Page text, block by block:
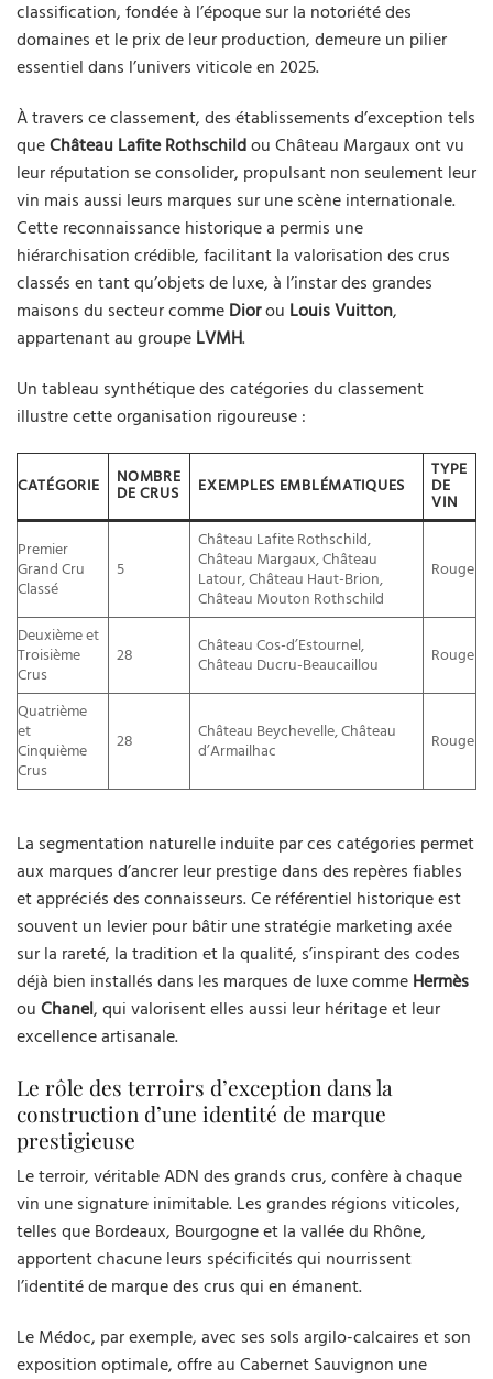
classification, fondée à l’époque sur la notoriété des
domaines et le prix de leur production, demeure un pilier
essentiel dans l’univers viticole en 2025.
À travers ce classement, des établissements d’exception tels
queChâteau Lafite Rothschildou Château Margaux ont vu
leur réputation se consolider, propulsant non seulement leur
vin mais aussi leurs marques sur une scène internationale.
Cette reconnaissance historique a permis une
hiérarchisation crédible, facilitant la valorisation des crus
classés en tant qu’objets de luxe, à l’instar des grandes
maisons du secteur comme Diorou Louis Vuitton,
appartenant au groupe LVMH.
Un tableau synthétique des catégories du classement
illustre cette organisation rigoureuse :
CATÉGORIE NOMBRE
DE CRUS EXEMPLES EMBLÉMATIQUES
TYPE
DE
VIN
Premier
Grand Cru
Classé
5
Château Lafite Rothschild,
Château Margaux, Château
Latour, Château Haut-Brion,
Château Mouton Rothschild
Rouge
Deuxième et
Troisième
Crus
28
Château Cos-d’Estournel,
Château Ducru-Beaucaillou
Rouge
Quatrième
et
Cinquième
Crus
28
Château Beychevelle, Château
d’Armailhac
Rouge
La segmentation naturelle induite par ces catégories permet
aux marques d’ancrer leur prestige dans des repères fiables
et appréciés des connaisseurs. Ce référentiel historique est
souvent un levier pour bâtir une stratégie marketing axée
sur la rareté, la tradition et la qualité, s’inspirant des codes
déjà bien installés dans les marques de luxe comme Hermès
ou Chanel, qui valorisent elles aussi leur héritage et leur
excellence artisanale.
Le rôle des terroirs d’exception dans la
construction d’une identité de marque
prestigieuse
Le terroir, véritable ADN des grands crus, confère à chaque
vin une signature inimitable. Les grandes régions viticoles,
telles que Bordeaux, Bourgogne et la vallée du Rhône,
apportent chacune leurs spécificités qui nourrissent
l’identité de marque des crus qui en émanent.
Le Médoc, par exemple, avec ses sols argilo-calcaires et son
exposition optimale, offre au Cabernet Sauvignon une